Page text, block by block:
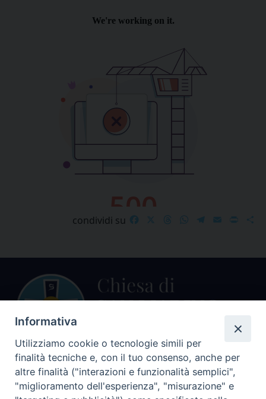
condividi su FacebookThreadsWhatsApp
Telegram
EmailPrint
Centralino Curia Vescovile
0541 913711
Informativa
Utilizziamo cookie o tecnologie simili per
finalità tecniche e, con il tuo consenso, anche per
altre finalità ("interazioni e funzionalità semplici",
"miglioramento dell'esperienza", "misurazione" e